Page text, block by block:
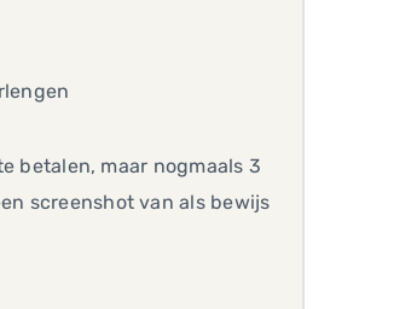
betalen, maar nogmaals 3
screenshot van als bewijs